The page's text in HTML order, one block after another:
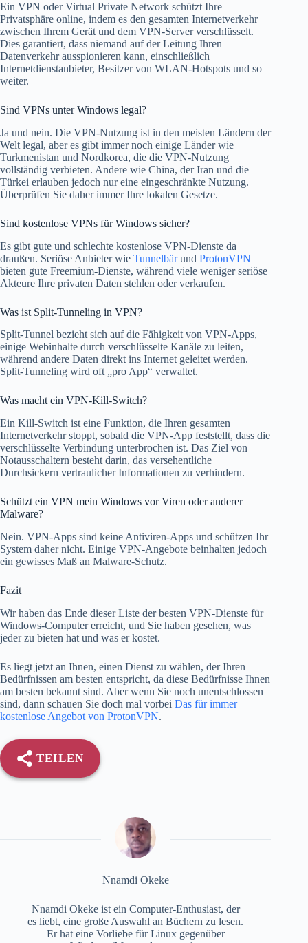
Ein VPN oder Virtual Private Network schützt Ihre
Privatsphäre online, indem es den gesamten Internetverkehr
zwischen Ihrem Gerät und dem VPN-Server verschlüsselt.
Dies garantiert, dass niemand auf der Leitung Ihren
Datenverkehr ausspionieren kann, einschließlich
Internetdienstanbieter, Besitzer von WLAN-Hotspots und so
weiter.
Sind VPNs unter Windows legal?
Ja und nein. Die VPN-Nutzung ist in den meisten Ländern der
Welt legal, aber es gibt immer noch einige Länder wie
Turkmenistan und Nordkorea, die die VPN-Nutzung
vollständig verbieten. Andere wie China, der Iran und die
Türkei erlauben jedoch nur eine eingeschränkte Nutzung.
Überprüfen Sie daher immer Ihre lokalen Gesetze.
Sind kostenlose VPNs für Windows sicher?
Es gibt gute und schlechte kostenlose VPN-Dienste da
draußen. Seriöse Anbieter wie Tunnelbärund ProtonVPN
bieten gute Freemium-Dienste, während viele weniger seriöse
Akteure Ihre privaten Daten stehlen oder verkaufen.
Was ist Split-Tunneling in VPN?
Split-Tunnel bezieht sich auf die Fähigkeit von VPN-Apps,
einige Webinhalte durch verschlüsselte Kanäle zu leiten,
während andere Daten direkt ins Internet geleitet werden.
Split-Tunneling wird oft „pro App“ verwaltet.
Was macht ein VPN-Kill-Switch?
Ein Kill-Switch ist eine Funktion, die Ihren gesamten
Internetverkehr stoppt, sobald die VPN-App feststellt, dass die
verschlüsselte Verbindung unterbrochen ist. Das Ziel von
Notausschaltern besteht darin, das versehentliche
Durchsickern vertraulicher Informationen zu verhindern.
Schützt ein VPN mein Windows vor Viren oder anderer
Malware?
Nein. VPN-Apps sind keine Antiviren-Apps und schützen Ihr
System daher nicht. Einige VPN-Angebote beinhalten jedoch
ein gewisses Maß an Malware-Schutz.
Fazit
Wir haben das Ende dieser Liste der besten VPN-Dienste für
Windows-Computer erreicht, und Sie haben gesehen, was
jeder zu bieten hat und was er kostet.
Es liegt jetzt an Ihnen, einen Dienst zu wählen, der Ihren
Bedürfnissen am besten entspricht, da diese Bedürfnisse Ihnen
am besten bekannt sind. Aber wenn Sie noch unentschlossen
sind, dann schauen Sie doch mal vorbei Das für immer
kostenlose Angebot von ProtonVPN.
TEILEN
Nnamdi Okeke
Nnamdi Okeke ist ein Computer-Enthusiast, der
es liebt, eine große Auswahl an Büchern zu lesen.
Er hat eine Vorliebe für Linux gegenüber